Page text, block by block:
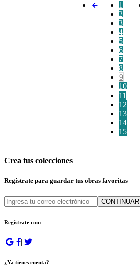
1
2
3
4
5
6
7
8
9
10
11
12
13
14
15
Crea tus colecciones
Regístrate para guardar tus obras favoritas
CONTINUAR
Regístrate con:
| | | |
¿Ya tienes cuenta?